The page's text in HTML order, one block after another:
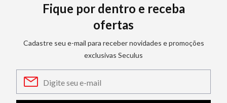
Fique por dentro e receba
ofertas
Cadastre seu e-mail para receber novidades e promoções
exclusivas Seculus